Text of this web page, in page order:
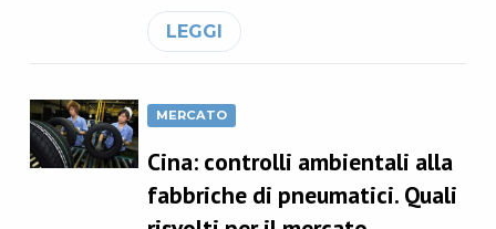
LEGGI
MERCATO
Cina: controlli ambientali alla
fabbriche di pneumatici. Quali